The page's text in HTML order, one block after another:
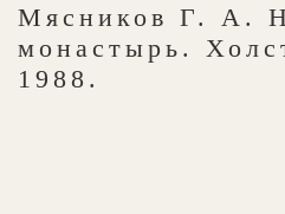
Мясников Г. А.
монастырь.
1988.